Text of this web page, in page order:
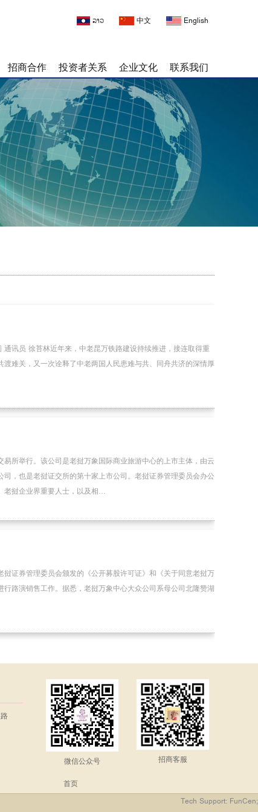
ລາວ 中文 English
招商合作 投资者关系 企业文化 联系我们
讯员 徐苔林近年来，中老昆万铁路建设持续推进，接连取得重
难关，又一次诠释了中老两国人民患难与共、同舟共济的深情厚
所举行。该公司是老挝万象国际商业旅游中心的上市主体，由云
，也是老挝证交所的第十家上市公司。老挝证券管理委员会办公
老挝企业界重要人士，以及相…
证券管理委员会颁发的《公开募股许可证》和《关于同意老挝万
路演销售工作。据悉，老挝万象中心大众公司系母公司北隆赞湖
招商客服
微信公众号
首页
Tech Support: FunCen;